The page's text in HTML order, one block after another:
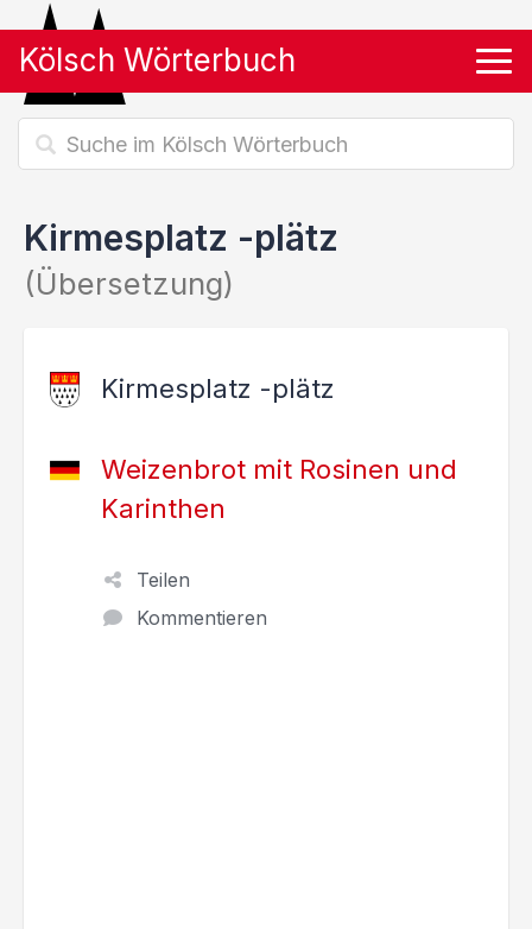
Kölsch Wörterbuch
Kirmesplatz -plätz
(Übersetzung)
Kirmesplatz -plätz
Weizenbrot mit Rosinen und
Karinthen
Teilen
Kommentieren